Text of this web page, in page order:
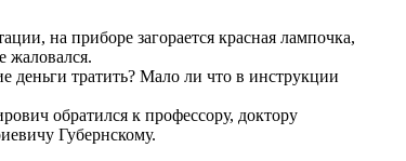
на приборе загорается красная лампочка,
жаловался.
деньги тратить? Мало ли что в инструкции
обратился к профессору, доктору
Губернскому.